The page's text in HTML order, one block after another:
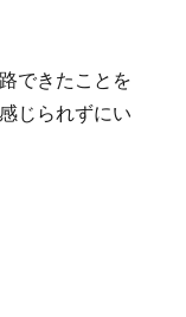
できたことを
じられずにい